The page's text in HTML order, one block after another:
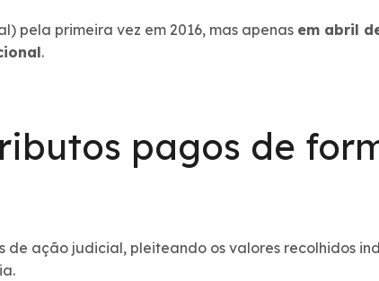
pela primeira vez em 2016, mas apenas em abril
.
pagos de
ação judicial, pleiteando os valores recolhidos